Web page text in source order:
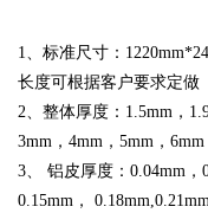
1、标准尺寸： 1220
长度可根据客户要求定做
2、整体厚度：1.5mm， 1.
3mm，4mm，5mm，6mm
3、 铝皮厚度： 0.04mm，
0.15mm， 0.18m